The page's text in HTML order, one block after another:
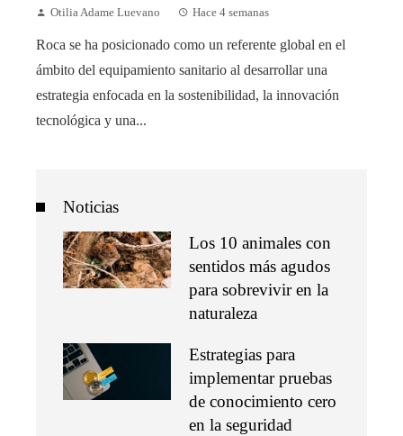
Otilia Adame Luevano Hace 4 semanas
Roca se ha posicionado como un referente global en el
ámbito del equipamiento sanitario al desarrollar una
estrategia enfocada en la sostenibilidad, la innovación
tecnológica y una...
Noticias
Los 10 animales con
sentidos más agudos
para sobrevivir en la
naturaleza
Estrategias para
implementar pruebas
de conocimiento cero
en la seguridad